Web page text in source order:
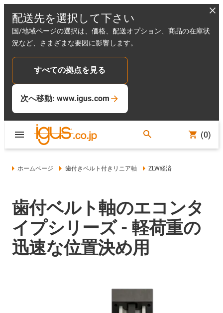
配送先を選択して下さい
国/地域ページの選択は、価格、配送オプション、商品の在庫状
況など、さまざまな要因に影響します。
すべての拠点を見る
次へ移動: www.igus.com
(0)
ホームページ 歯付きベルト付きリニア軸 ZLW経済
歯付ベルト軸のエコンタ
イプシリーズ - 軽荷重の
迅速な位置決め用